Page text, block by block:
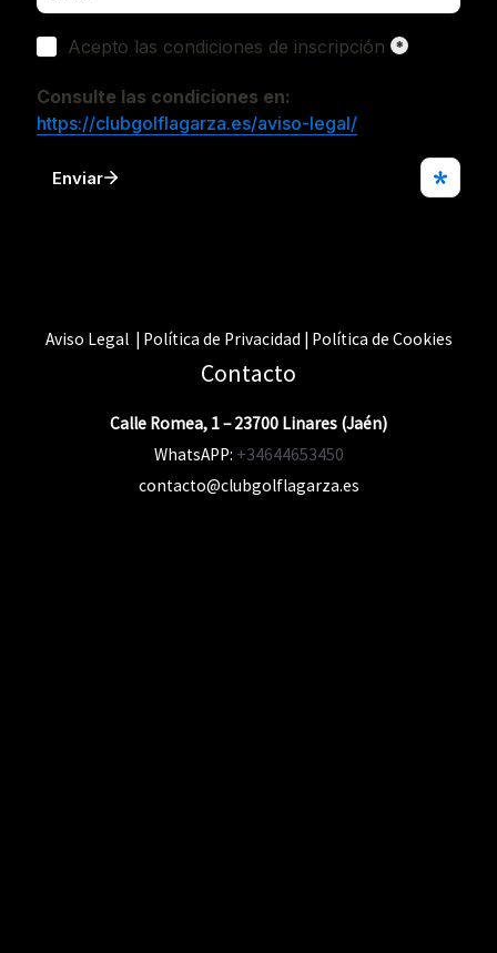
Aviso Legal | Política de Privacidad | Política de Cookies
Contacto
Calle Romea, 1 – 23700 Linares (Jaén)
WhatsAPP: +34644653450
contacto@clubgolflagarza.es